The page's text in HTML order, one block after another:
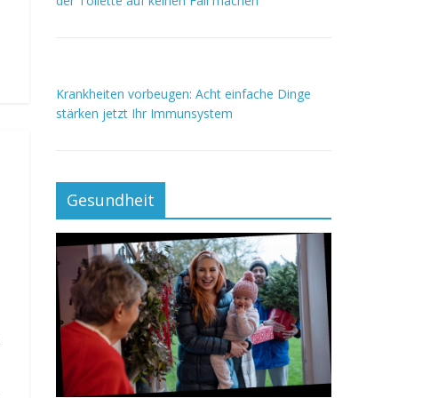
Krankheiten vorbeugen: Acht einfache Dinge
stärken jetzt Ihr Immunsystem
Gesundheit